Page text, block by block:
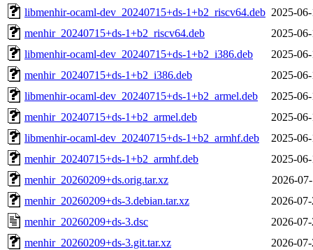
libmenhir-ocaml-dev_20240715+ds-1+b2_riscv64.deb 2025-
menhir_20240715+ds-1+b2_riscv64.deb
2025-
libmenhir-ocaml-dev_20240715+ds-1+b2_i386.deb
2025-
menhir_20240715+ds-1+b2_i386.deb
2025-
libmenhir-ocaml-dev_20240715+ds-1+b2_armel.deb
2025-
menhir_20240715+ds-1+b2_armel.deb
2025-
libmenhir-ocaml-dev_20240715+ds-1+b2_armhf.deb
2025-
menhir_20240715+ds-1+b2_armhf.deb
2025-
menhir_20260209+ds.orig.tar.xz
2026-
menhir_20260209+ds-3.debian.tar.xz
2026-
menhir_20260209+ds-3.dsc
2026-
menhir_20260209+ds-3.git.tar.xz
2026-